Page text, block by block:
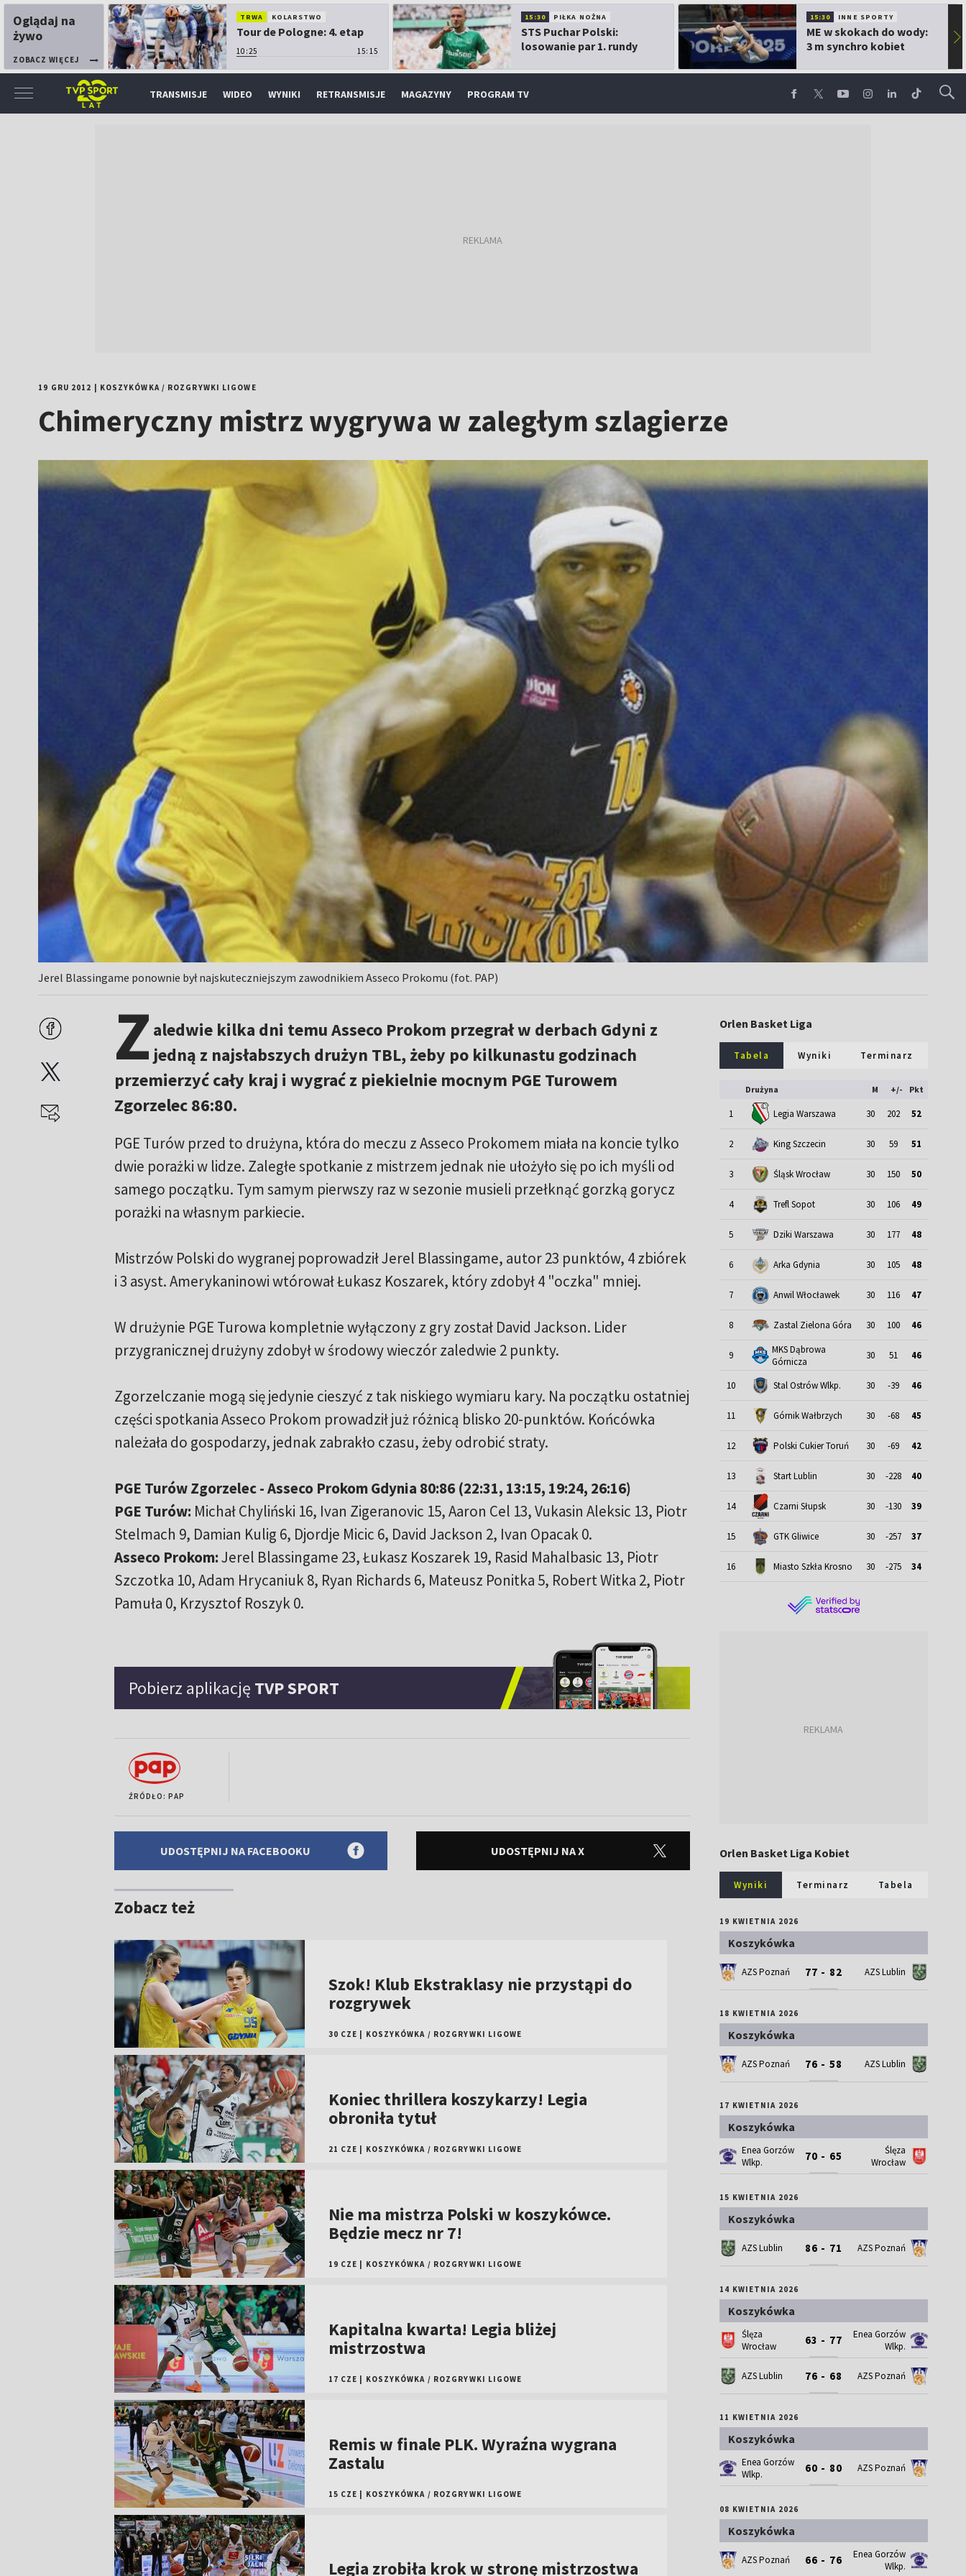
Oglądaj na
żywo
ZOBACZ WIĘCEJ
TRWA KOLARSTWO
Tour de Pologne: 4. etap
10:25 15:15
15:30 PIŁKA NOŻNA
STS Puchar Polski:
losowanie par 1. rundy
15:30 INNE SPORTY
ME w skokach do wody:
3 m synchro kobiet
▶
TRANSMISJE WIDEO WYNIKI RETRANSMISJE MAGAZYNY PROGRAM TV
19 GRU 2012 KOSZYKÓWKA/ ROZGRYWKI LIGOWE
Chimeryczny mistrz wygrywa w zaległym szlagierze
Jerel Blassingame ponownie był najskuteczniejszym zawodnikiem Asseco Prokomu (fot. PAP)
Z aledwie kilka dni temu Asseco Prokom przegrał w derbach Gdyni z
jedną z najsłabszych drużyn TBL, żeby po kilkunastu godzinach
przemierzyć cały kraj i wygrać z piekielnie mocnym PGE Turowem
Zgorzelec 86:80.
PGE Turów przed to drużyna, która do meczu z Asseco Prokomem miała na koncie tylko
dwie porażki w lidze. Zaległe spotkanie z mistrzem jednak nie ułożyło się po ich myśli od
samego początku. Tym samym pierwszy raz w sezonie musieli przełknąć gorzką gorycz
porażki na własnym parkiecie.
Mistrzów Polski do wygranej poprowadził Jerel Blassingame, autor 23 punktów, 4 zbiórek
i 3 asyst. Amerykaninowi wtórował Łukasz Koszarek, który zdobył 4 "oczka" mniej.
W drużynie PGE Turowa kompletnie wyłączony z gry został David Jackson. Lider
przygranicznej drużyny zdobył w środowy wieczór zaledwie 2 punkty.
Zgorzelczanie mogą się jedynie cieszyć z tak niskiego wymiaru kary. Na początku ostatniej
części spotkania Asseco Prokom prowadził już różnicą blisko 20-punktów. Końcówka
należała do gospodarzy, jednak zabrakło czasu, żeby odrobić straty.
PGE Turów Zgorzelec - Asseco Prokom Gdynia 80:86 (22:31, 13:15, 19:24, 26:16)
PGE Turów: Michał Chyliński 16, Ivan Zigeranovic 15, Aaron Cel 13, Vukasin Aleksic 13, Piotr
Stelmach 9, Damian Kulig 6, Djordje Micic 6, David Jackson 2, Ivan Opacak 0.
Asseco Prokom:Jerel Blassingame 23, Łukasz Koszarek 19, Rasid Mahalbasic 13, Piotr
Szczotka 10, Adam Hrycaniuk 8, Ryan Richards 6, Mateusz Ponitka 5, Robert Witka 2, Piotr
Pamuła 0, Krzysztof Roszyk 0.
Pobierz aplikację TVP SPORT
ŹRÓDŁO: PAP
UDOSTĘPNIJ NA FACEBOOKU UDOSTĘPNIJ NA X
Zobacz też
Szok! Klub Ekstraklasy nie przystąpi do
rozgrywek
30 CZE KOSZYKÓWKA / ROZGRYWKI LIGOWE
Koniec thrillera koszykarzy! Legia
obroniła tytuł
21 CZE KOSZYKÓWKA / ROZGRYWKI LIGOWE
Nie ma mistrza Polski w koszykówce.
Będzie mecz nr 7!
19 CZE KOSZYKÓWKA / ROZGRYWKI LIGOWE
Kapitalna kwarta! Legia bliżej
mistrzostwa
17 CZE KOSZYKÓWKA / ROZGRYWKI LIGOWE
Remis w finale PLK. Wyraźna wygrana
Zastalu
15 CZE KOSZYKÓWKA / ROZGRYWKI LIGOWE
Legia zrobiła krok w stronę mistrzostwa
Orlen Basket Liga
Tabela Wyniki Terminarz
Drużyna M +/- Pkt
1 Legia Warszawa 30 202 52
2 King Szczecin 30 59 51
3 Śląsk Wrocław 30 150 50
4 Trefl Sopot 30 106 49
5 Dziki Warszawa 30 177 48
6 Arka Gdynia 30 105 48
7 Anwil Włocławek 30 116 47
8 Zastal Zielona Góra 30 100 46
9
MKS Dąbrowa
Górnicza
30 51 46
10 Stal Ostrów Wlkp. 30 -39 46
11 Górnik Wałbrzych 30 -68 45
12 Polski Cukier Toruń 30 -69 42
13 Start Lublin 30 -228 40
14 Czarni Słupsk 30 -130 39
15 GTK Gliwice 30 -257 37
16 Miasto Szkła Krosno 30 -275 34
Orlen Basket Liga Kobiet
Wyniki Terminarz Tabela
19 KWIETNIA 2026
Koszykówka
AZS Poznań 77 - 82 AZS Lublin
18 KWIETNIA 2026
Koszykówka
AZS Poznań 76 - 58 AZS Lublin
17 KWIETNIA 2026
Koszykówka
Enea Gorzów
Wlkp.
70 - 65
Ślęza
Wrocław
15 KWIETNIA 2026
Koszykówka
AZS Lublin 86 - 71 AZS Poznań
14 KWIETNIA 2026
Koszykówka
Ślęza
Wrocław
63 - 77
Enea Gorzów
Wlkp.
AZS Lublin 76 - 68 AZS Poznań
11 KWIETNIA 2026
Koszykówka
Enea Gorzów
Wlkp.
60 - 80 AZS Poznań
08 KWIETNIA 2026
Koszykówka
AZS Poznań 66 - 76
Enea Gorzów
Wlkp.